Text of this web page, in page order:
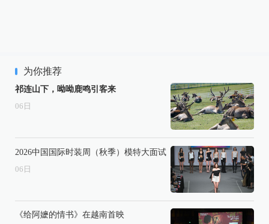
为你推荐
祁连山下，呦呦鹿鸣引客来
06 日
2026中国国际时装周（秋季）模特大面试
06 日
《给阿嬷的情书》在越南首映